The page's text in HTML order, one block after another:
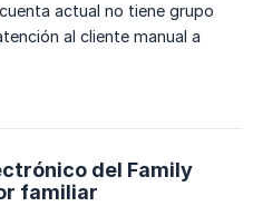
actual no tiene grupo
al cliente manual a
del Family
familiar